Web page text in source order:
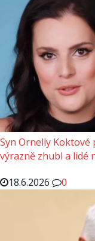
Syn Ornelly
výrazně zhubl a lidé
18.6.2026
0